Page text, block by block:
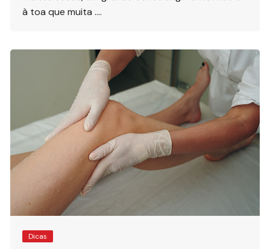
à toa que muita ….
Dicas